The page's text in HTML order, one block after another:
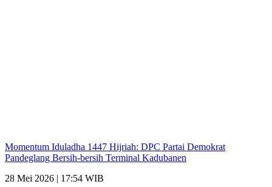
Momentum Iduladha 1447 Hijriah: DPC Partai Demokrat
Pandeglang Bersih-bersih Terminal Kadubanen
28 Mei 2026 | 17:54 WIB